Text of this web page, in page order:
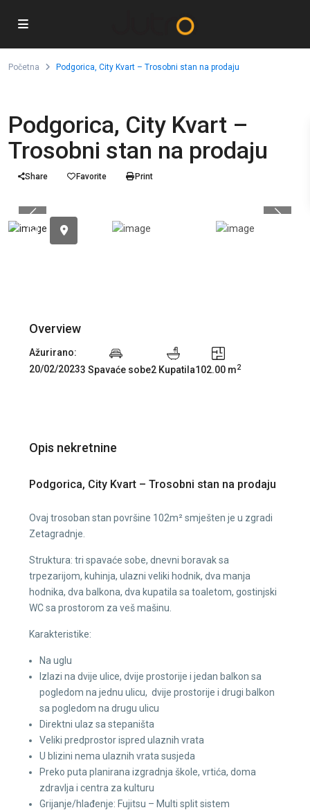
Početna Podgorica, City Kvart – Trosobni stan na prodaju
Podgorica, City Kvart –
Trosobni stan na prodaju
Share Favorite Print
Previous
Overview
Ažurirano:
20/02/20233 Spavaće sobe2 Kupatila102.00 m2
Opis nekretnine
Podgorica, City Kvart – Trosobni stan na prodaju
Ovaj trosoban stan površine 102m² smješten je u zgradi
Zetagradnje.
Struktura: tri spavaće sobe, dnevni boravak sa
trpezarijom, kuhinja, ulazni veliki hodnik, dva manja
hodnika, dva balkona, dva kupatila sa toaletom, gostinjski
WC sa prostorom za veš mašinu.
Karakteristike:
Na uglu
Izlazi na dvije ulice, dvije prostorije i jedan balkon sa
pogledom na jednu ulicu, dvije prostorije i drugi balkon
sa pogledom na drugu ulicu
Direktni ulaz sa stepaništa
Veliki predprostor ispred ulaznih vrata
U blizini nema ulaznih vrata susjeda
Preko puta planirana izgradnja škole, vrtića, doma
zdravlja i centra za kulturu
Grijanje/hlađenje: Fujitsu – Multi split sistem